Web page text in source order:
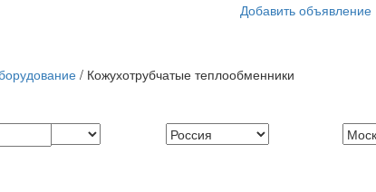
Добавить объявление
/ Кожухотрубчатые теплообменники